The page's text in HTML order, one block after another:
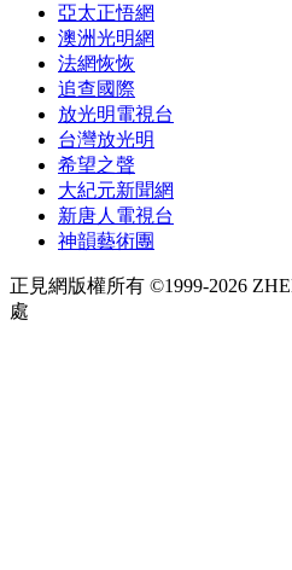
亞太正悟網
澳洲光明網
法網恢恢
追查國際
放光明電視台
台灣放光明
希望之聲
大紀元新聞網
新唐人電視台
神韻藝術團
正見網版權所有 ©1999-2026
處